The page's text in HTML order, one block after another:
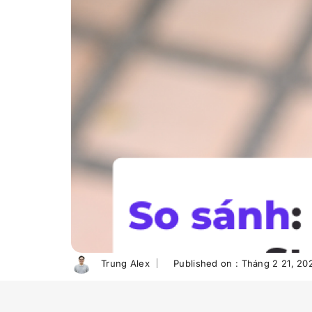
Trung Alex Published on : Tháng 2 21,